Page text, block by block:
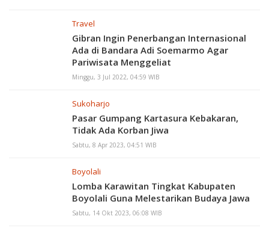
Travel
Gibran Ingin Penerbangan Internasional
Ada di Bandara Adi Soemarmo Agar
Pariwisata Menggeliat
Minggu, 3 Jul 2022, 04:59 WIB
Sukoharjo
Pasar Gumpang Kartasura Kebakaran,
Tidak Ada Korban Jiwa
Sabtu, 8 Apr 2023, 04:51 WIB
Boyolali
Lomba Karawitan Tingkat Kabupaten
Boyolali Guna Melestarikan Budaya Jawa
Sabtu, 14 Okt 2023, 06:08 WIB